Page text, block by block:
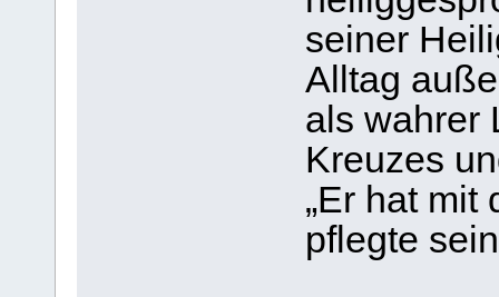
seiner
Alltag
als wahrer
Kreuzes
„Er hat mit
pflegte